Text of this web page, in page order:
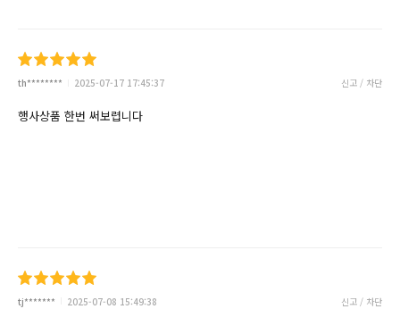
th******** 2025-07-17 17:45:37 신고 / 차단
행사상품 한번 써보렵니다
tj******* 2025-07-08 15:49:38 신고 / 차단